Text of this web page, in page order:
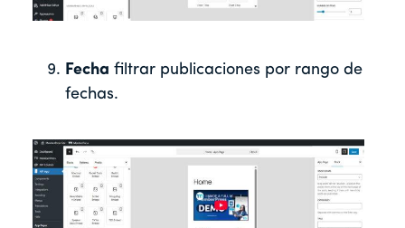
Fecha filtrar publicaciones por rango de
fechas.